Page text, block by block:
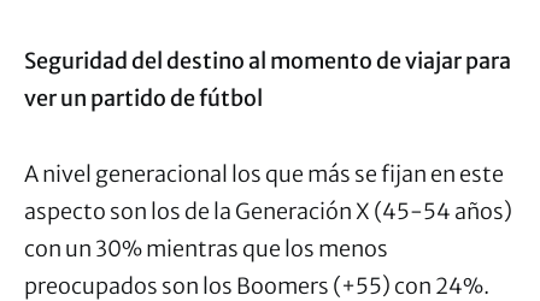
Seguridad del destino al momento de viajar para
ver un partido de fútbol
A nivel generacional los que más se fijan en este
aspecto son los de la Generación X (45-54 años)
con un 30% mientras que los menos
preocupados son los Boomers (+55) con 24%.